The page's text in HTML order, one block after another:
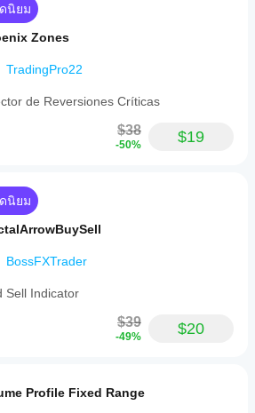
นิยม
Zones
TradingPro22
de Reversiones Críticas
$38
-50% $19
นิยม
BossFXTrader
Sell Indicator
$39
-49% $20
Profile Fixed Range